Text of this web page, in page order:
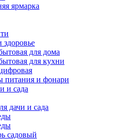
ярмарка
здоровье
для дома
для кухни
питания и фонари
и сада
дачи и сада
садовый